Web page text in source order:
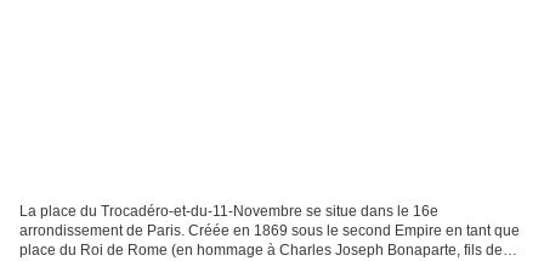
La place du Trocadéro-et-du-11-Novembre se situe dans le 16e
arrondissement de Paris. Créée en 1869 sous le second Empire en tant que
place du Roi de Rome (en hommage à Charles Joseph Bonaparte, fils de